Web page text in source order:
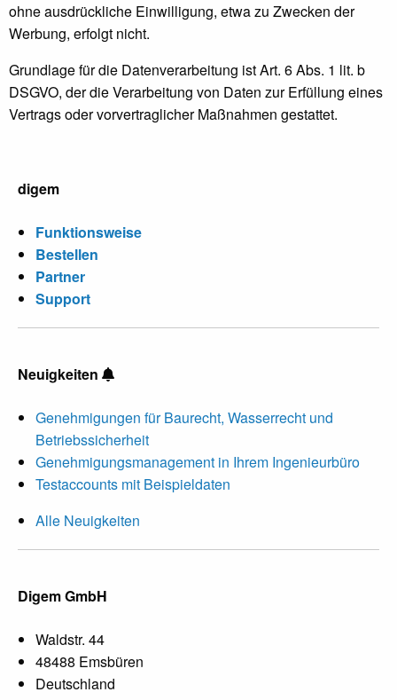
ohne ausdrückliche Einwilligung, etwa zu Zwecken der
Werbung, erfolgt nicht.
Grundlage für die Datenverarbeitung ist Art. 6 Abs. 1 lit. b
DSGVO, der die Verarbeitung von Daten zur Erfüllung eines
Vertrags oder vorvertraglicher Maßnahmen gestattet.
digem
Funktionsweise
Bestellen
Partner
Support
Neuigkeiten
Genehmigungen für Baurecht, Wasserrecht und
Betriebssicherheit
Genehmigungsmanagement in Ihrem Ingenieurbüro
Testaccounts mit Beispieldaten
Alle Neuigkeiten
Digem GmbH
Waldstr. 44
48488 Emsbüren
Deutschland